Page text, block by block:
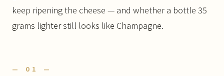
keep ripening the cheese — and whether a bottle 35
grams lighter still looks like Champagne.
— 01 —